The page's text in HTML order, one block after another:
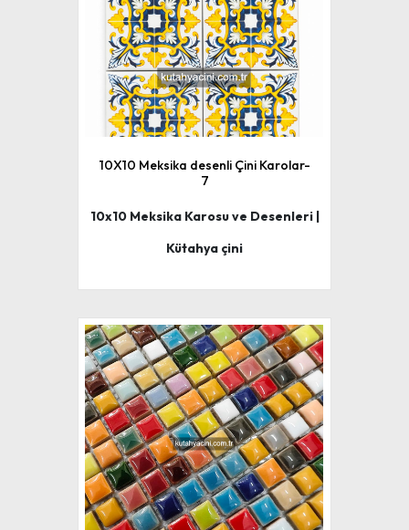
10X10 Meksika desenli Çini Karolar-
7
10x10 Meksika Karosu ve Desenleri |
Kütahya çini